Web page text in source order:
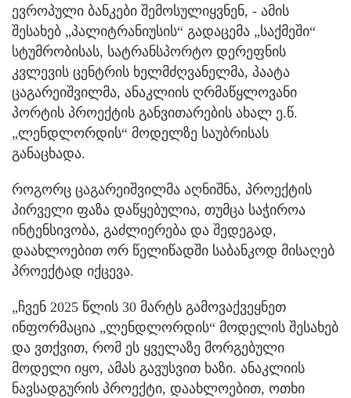
ევროპული ბანკები შემოსულიყვნენ, - ამის
შესახებ „პალიტრანიუსის“ გადაცემა „საქმეში“
სტუმრობისას, სატრანსპორტო დერეფნის
კვლევის ცენტრის ხელმძღვანელმა, პაატა
ცაგარეიშვილმა, ანაკლიის ღრმაწყლოვანი
პორტის პროექტის განვითარების ახალ ე.წ.
„ლენდლორდის“ მოდელზე საუბრისას
განაცხადა.
როგორც ცაგარეიშვილმა აღნიშნა, პროექტის
პირველი ფაზა დაწყებულია, თუმცა საჭიროა
ინტენსივობა, გაძლიერება და შედეგად,
დაახლოებით ორ წელიწადში საბანკოდ მისაღებ
პროექტად იქცევა.
„ჩვენ 2025 წლის 30 მარტს გამოვაქვეყნეთ
ინფორმაცია „ლენდლორდის“ მოდელის შესახებ
და ვთქვით, რომ ეს ყველაზე მორგებული
მოდელი იყო, ამას გავუსვით ხაზი. ანაკლიის
ნავსადგურის პროექტი, დაახლოებით, ოთხი